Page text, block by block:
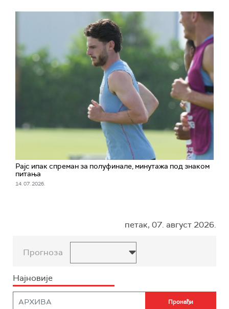
Рајс ипак спреман за полуфинале, минутажа под знаком
питања
14. 07. 2026.
петак, 07. август 2026.
Прогноза
Најновије